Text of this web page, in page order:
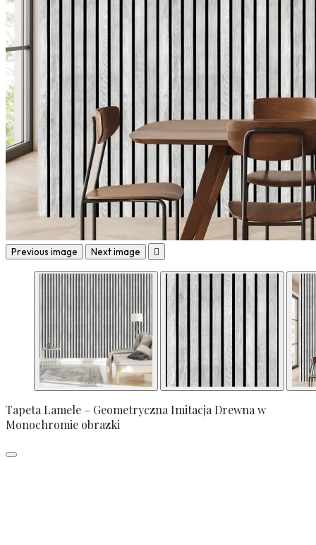
Previous image Next image 
Tapeta Lamele – Geometryczna Imitacja Drewna w
Monochromie obrazki